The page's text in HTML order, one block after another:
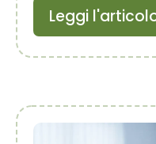
Leggi